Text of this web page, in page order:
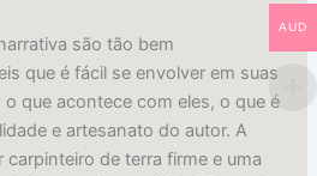
são tão bem
que é fácil se envolver em suas
que acontece com eles, o que é
e artesanato do autor. A
carpinteiro de terra firme e uma
AUD